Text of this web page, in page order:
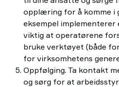
opplæring for å komme i
eksempel
viktig at operatørene
bruke verktøyet (både
for virksomhetens
Oppfølging. Ta kontakt
og sørg for at